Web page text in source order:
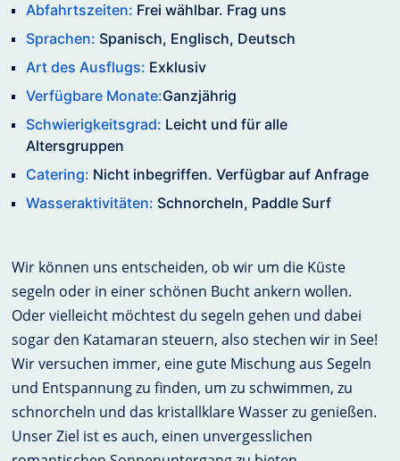
Abfahrtszeiten: Frei wählbar. Frag uns
Sprachen: Spanisch, Englisch, Deutsch
Art des Ausflugs: Exklusiv
Verfügbare Monate:Ganzjährig
Schwierigkeitsgrad: Leicht und für alle
Altersgruppen
Catering: Nicht inbegriffen. Verfügbar auf Anfrage
Wasseraktivitäten: Schnorcheln, Paddle Surf
Wir können uns entscheiden, ob wir um die Küste
segeln oder in einer schönen Bucht ankern wollen.
Oder vielleicht möchtest du segeln gehen und dabei
sogar den Katamaran steuern, also stechen wir in See!
Wir versuchen immer, eine gute Mischung aus Segeln
und Entspannung zu finden, um zu schwimmen, zu
schnorcheln und das kristallklare Wasser zu genießen.
Unser Ziel ist es auch, einen unvergesslichen